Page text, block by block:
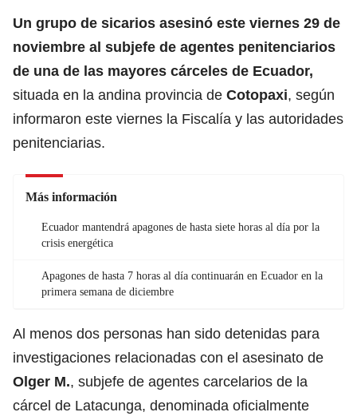
Un grupo de sicarios asesinó este viernes 29 de
noviembre al subjefe de agentes penitenciarios
de una de las mayores cárceles de Ecuador,
situada en la andina provincia de Cotopaxi, según
informaron este viernes la Fiscalía y las autoridades
penitenciarias.
Más información
Ecuador mantendrá apagones de hasta siete horas al día por la
crisis energética
Apagones de hasta 7 horas al día continuarán en Ecuador en la
primera semana de diciembre
Al menos dos personas han sido detenidas para
investigaciones relacionadas con el asesinato de
Olger M., subjefe de agentes carcelarios de la
cárcel de Latacunga, denominada oficialmente